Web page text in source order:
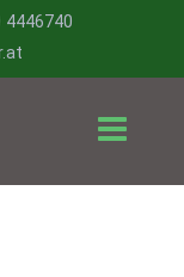
4446740